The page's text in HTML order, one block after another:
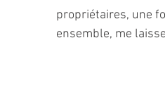
propriétaires, une
ensemble, me